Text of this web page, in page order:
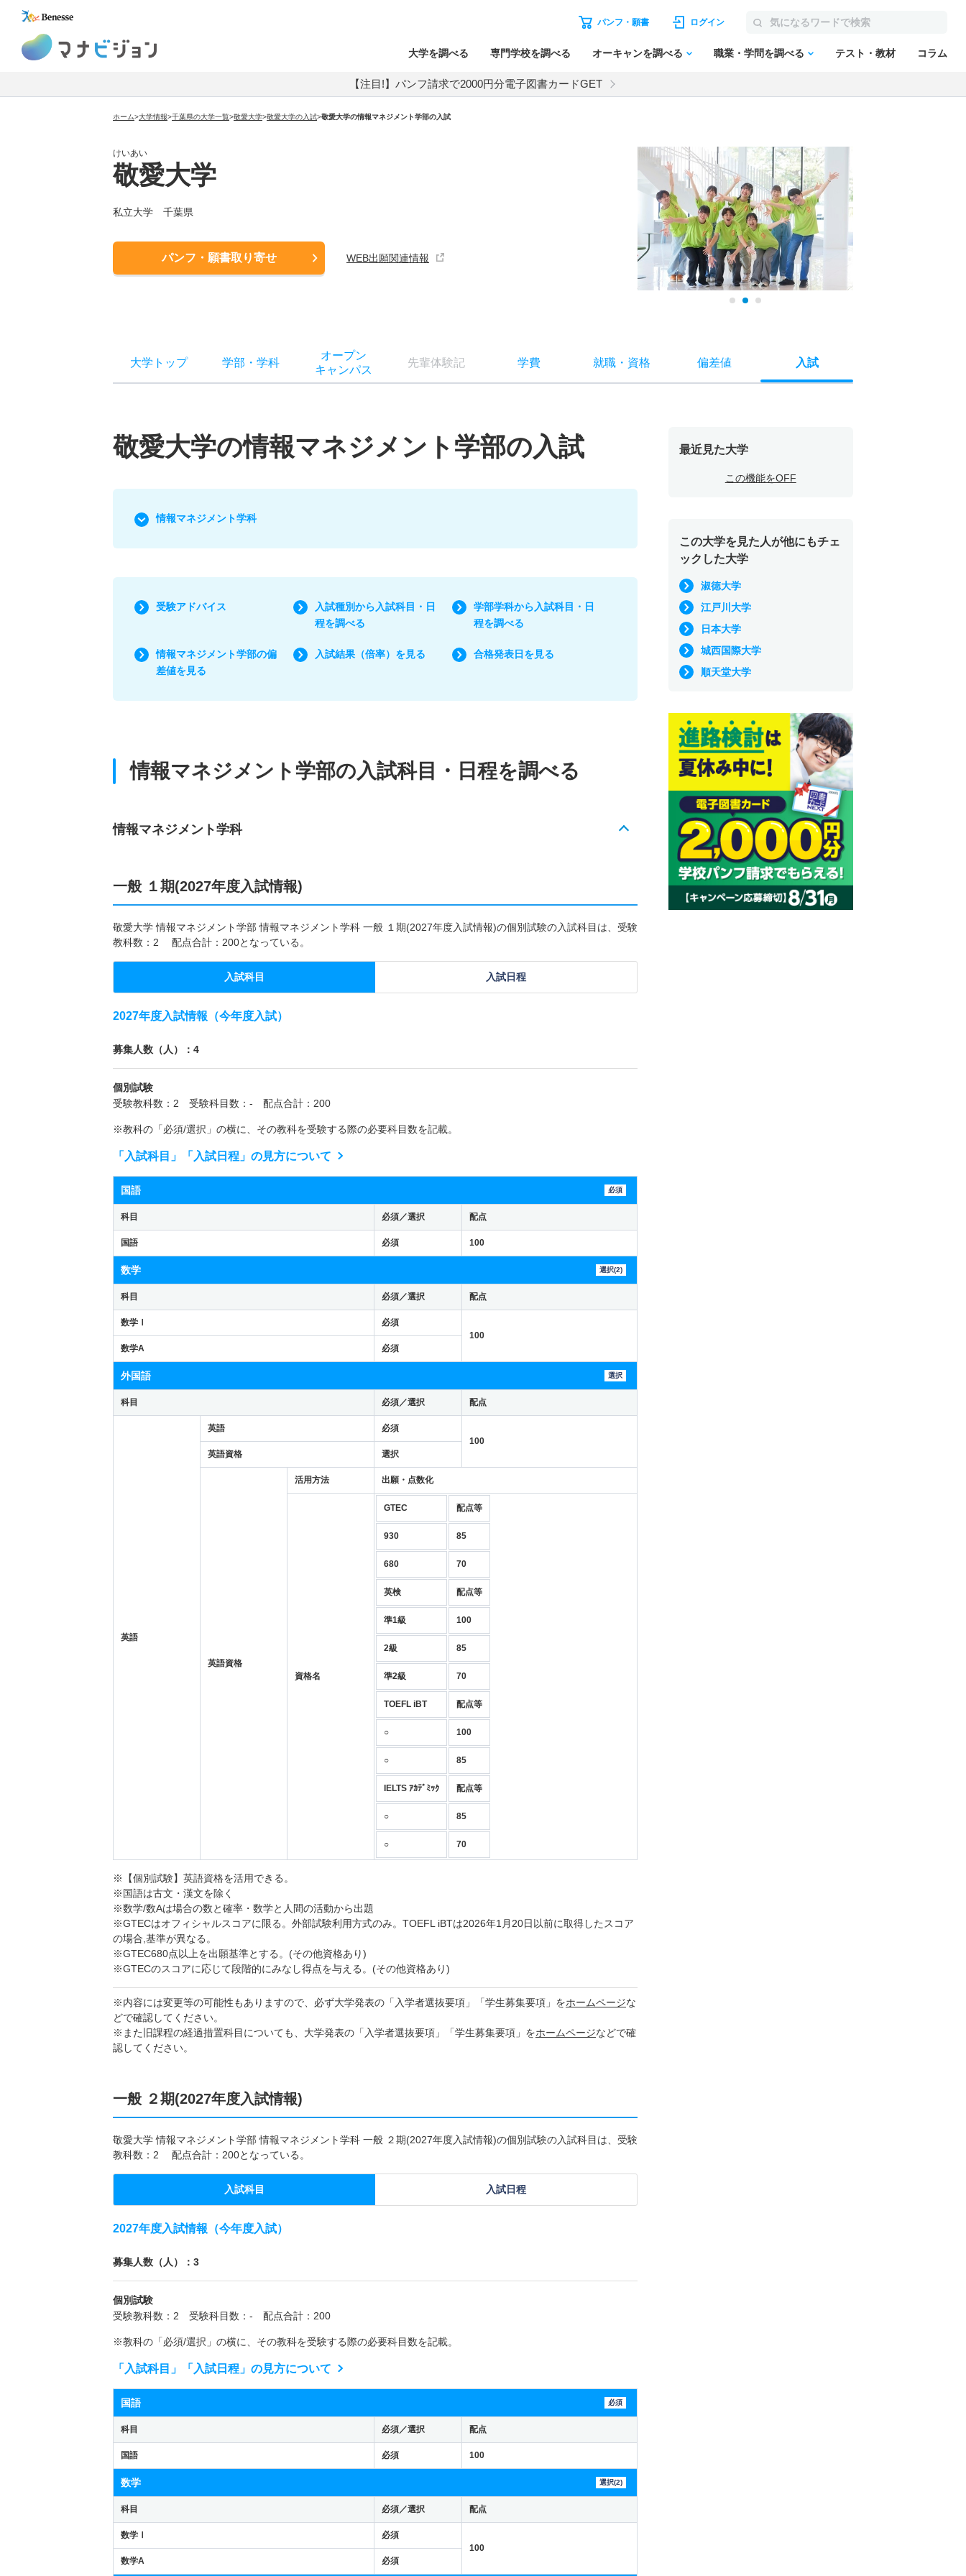
パンフ・願書 ログイン
大学を調べる 専門学校を調べる オーキャンを調べる 職業・学問を調べる テスト・教材 コラム
【注目!】パンフ請求で2000円分電子図書カードGET
ホーム>大学情報>千葉県の大学一覧>敬愛大学>敬愛大学の入試>敬愛大学の情報マネジメント学部の入試
けいあい
敬愛大学
私立大学 千葉県
パンフ・願書取り寄せ WEB出願関連情報
大学トップ 学部 ・ 学科
オープン
キャンパス
先輩体験記 学費 就職・ 資格 偏差値 入試
敬愛大学の情報マネジメント学部の入試
情報マネジメント学科
受験アドバイス
入試種別から入試科目・日
程を調べる
学部学科から入試科目・日
程を調べる
情報マネジメント学部の偏
差値を見る
入試結果（倍率）を見る 合格発表日を見る
情報マネジメント学部の入試科目・日程を調べる
情報マネジメント学科
一般 １期(2027年度入試情報)
敬愛大学 情報マネジメント学部 情報マネジメント学科 一般 １期(2027年度入試情報)の個別試験の入試科目は、受験
教科数：2 配点合計：200となっている。
入試科目 入試日程
2027年度入試情報（今年度入試）
募集人数（人）：4
個別試験
受験教科数：2 受験科目数：- 配点合計：200
※教科の「必須/選択」の横に、その教科を受験する際の必要科目数を記載。
「入試科目」「入試日程」の見方について
国語 必須
科目 必須／選択 配点
国語 必須 100
数学 選択(2)
科目 必須／選択 配点
数学Ⅰ
必須
100
数学A
必須
外国語 選択
科目 必須／選択 配点
英語
英語
必須
100
英語資格
選択
英語資格
活用方法 出願・点数化
資格名
GTEC 配点等
930 85
680 70
英検 配点等
準1級 100
2級 85
準2級 70
TOEFL iBT 配点等
○ 100
○ 85
IELTS ｱｶﾃﾞﾐｯｸ 配点等
○ 85
○ 70
※【個別試験】英語資格を活用できる。
※国語は古文・漢文を除く
※数学/数Aは場合の数と確率・数学と人間の活動から出題
※GTECはオフィシャルスコアに限る。外部試験利用方式のみ。TOEFL iBTは2026年1月20日以前に取得したスコア
の場合,基準が異なる。
※GTEC680点以上を出願基準とする。(その他資格あり)
※GTECのスコアに応じて段階的にみなし得点を与える。(その他資格あり)
※内容には変更等の可能性もありますので、必ず大学発表の「入学者選抜要項」「学生募集要項」をホームページな
どで確認してください。
※また旧課程の経過措置科目についても、大学発表の「入学者選抜要項」「学生募集要項」をホームページなどで確
認してください。
一般 ２期(2027年度入試情報)
敬愛大学 情報マネジメント学部 情報マネジメント学科 一般 ２期(2027年度入試情報)の個別試験の入試科目は、受験
教科数：2 配点合計：200となっている。
入試科目 入試日程
2027年度入試情報（今年度入試）
募集人数（人）：3
個別試験
受験教科数：2 受験科目数：- 配点合計：200
※教科の「必須/選択」の横に、その教科を受験する際の必要科目数を記載。
「入試科目」「入試日程」の見方について
国語 必須
科目 必須／選択 配点
国語 必須 100
数学 選択(2)
科目 必須／選択 配点
数学Ⅰ
必須
100
数学A
必須
最近見た大学
この機能をOFF
この大学を見た人が他にもチェ
ックした大学
淑徳大学
江戸川大学
日本大学
城西国際大学
順天堂大学